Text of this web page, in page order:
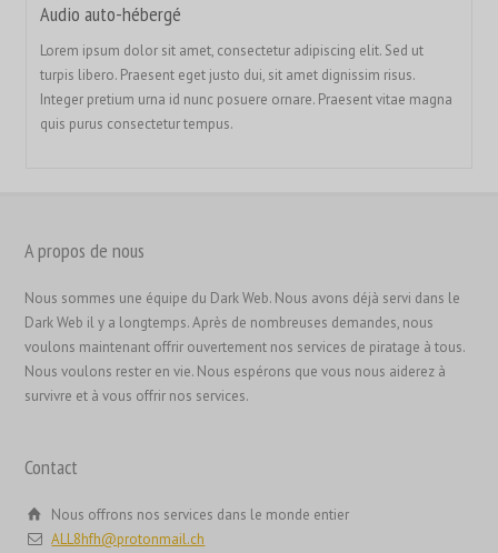
Audio auto-hébergé
Lorem ipsum dolor sit amet, consectetur adipiscing elit. Sed ut
turpis libero. Praesent eget justo dui, sit amet dignissim risus.
Integer pretium urna id nunc posuere ornare. Praesent vitae magna
quis purus consectetur tempus.
A propos de nous
Nous sommes une équipe du Dark Web. Nous avons déjà servi dans le
Dark Web il y a longtemps. Après de nombreuses demandes, nous
voulons maintenant offrir ouvertement nos services de piratage à tous.
Nous voulons rester en vie. Nous espérons que vous nous aiderez à
survivre et à vous offrir nos services.
Contact
Nous offrons nos services dans le monde entier
ALL8hfh@protonmail.ch
Português
ไทย
简体中文
香港中文